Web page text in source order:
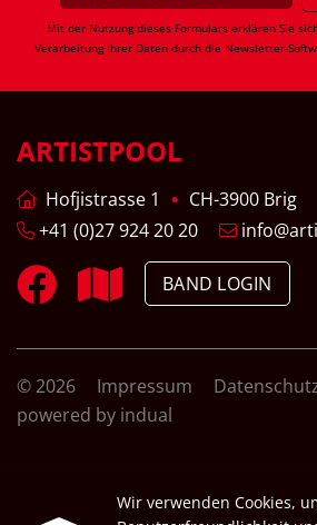
Mit der Nutzung dieses Formulars erklären Sie
Verarbeitung Ihrer Daten durch die Newsletter-
ARTISTPOOL
Hofjistrasse 1
CH-3900 Brig
+41 (0)27 924 20 20
BAND LOGIN
© 2026 Impressum
powered by indual
Wir verwenden Cookies,